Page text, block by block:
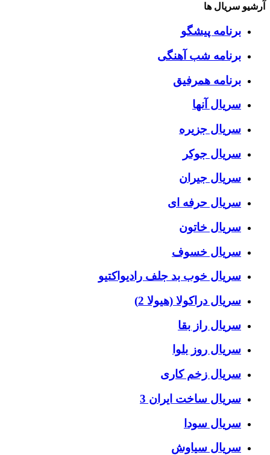
آرشیو سریال ها
برنامه پیشگو
برنامه شب آهنگی
برنامه همرفیق
سریال آنها
سریال جزیره
سریال جوکر
سریال جیران
سریال حرفه ای
سریال خاتون
سریال خسوف
سریال خوب بد جلف رادیواکتیو
سریال دراکولا (هیولا 2)
سریال راز بقا
سریال روز بلوا
سریال زخم کاری
سریال ساخت ایران 3
سریال سودا
سریال سیاوش